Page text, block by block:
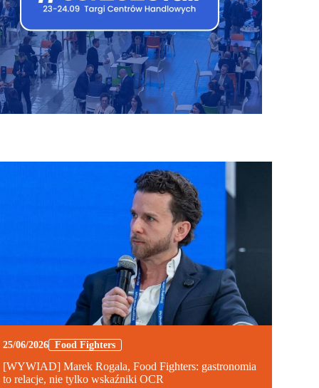
25/06/2026 Food Fighters
[WYWIAD] Marek Rogala, Food Fighters: gastronomia
to relacje, nie tylko wskaźniki OCR